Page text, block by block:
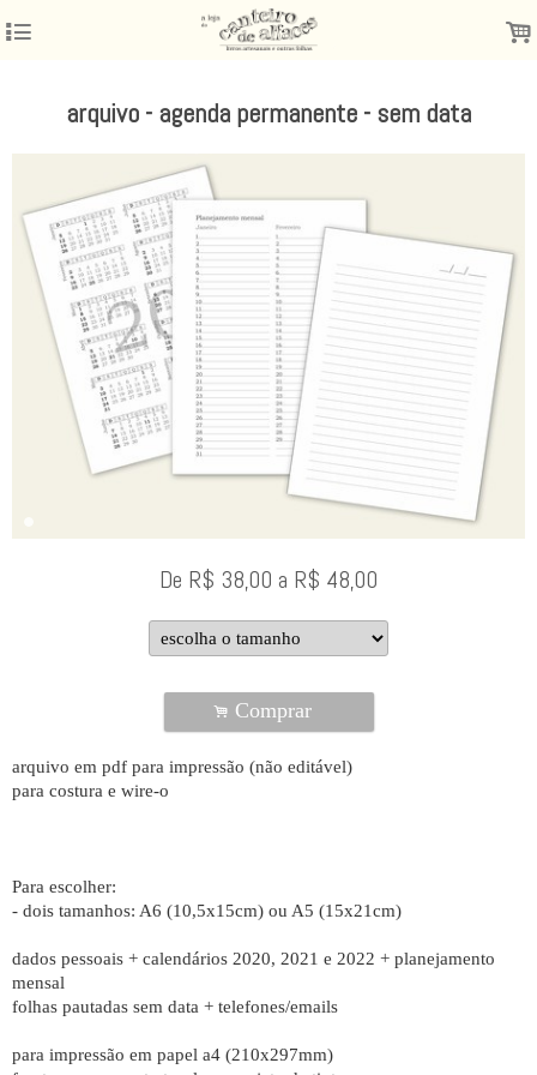
4 .
arquivo - agenda permanente - sem data
De R$ 38,00 a R$ 48,00
. Comprar
arquivo em pdf para impressão (não editável)
para costura e wire-o
Para escolher:
- dois tamanhos: A6 (10,5x15cm) ou A5 (15x21cm)
dados pessoais + calendários 2020, 2021 e 2022 + planejamento
mensal
folhas pautadas sem data + telefones/emails
para impressão em papel a4 (210x297mm)